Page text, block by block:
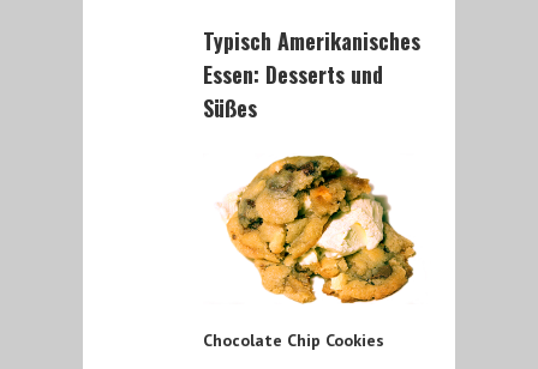
Typisch Amerikanisches
Essen: Desserts und
Süßes
Chocolate Chip Cookies